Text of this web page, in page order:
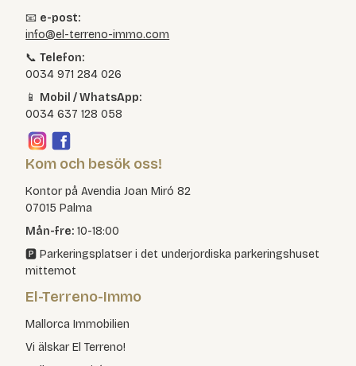
📧 e-post:
info@el-terreno-immo.com
📞Telefon:
0034 971 284 026
📱 Mobil / WhatsApp:
0034 637 128 058
Kom och besök oss!
Kontor på Avendia Joan Miró 82
07015 Palma
Mån-fre: 10-18:00
🅿️ Parkeringsplatser i det underjordiska parkeringshuset
mittemot
El-Terreno-Immo
Mallorca Immobilien
Vi älskar El Terreno!